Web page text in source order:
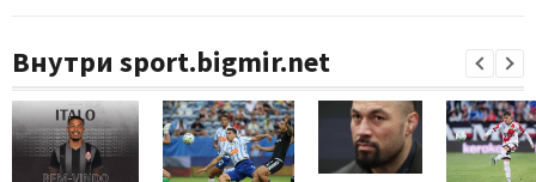
Внутри sport.bigmir.net